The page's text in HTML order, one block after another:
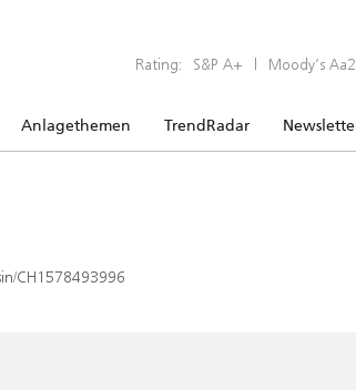
Rating: S&P A+ | Moody’s Aa2
Anlagethemen TrendRadar
CH1578493996